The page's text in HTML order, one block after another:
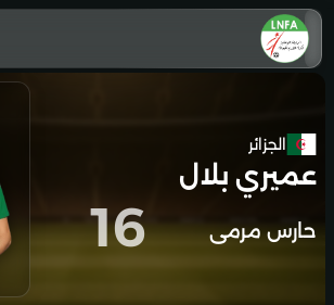
الجزائر
عميري بلال
حارس مرمى 16